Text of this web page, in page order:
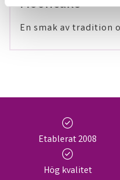
Mooncake
En smak av tradition
check_circle
Etablerat 2008
check_circle
Hög kvalitet